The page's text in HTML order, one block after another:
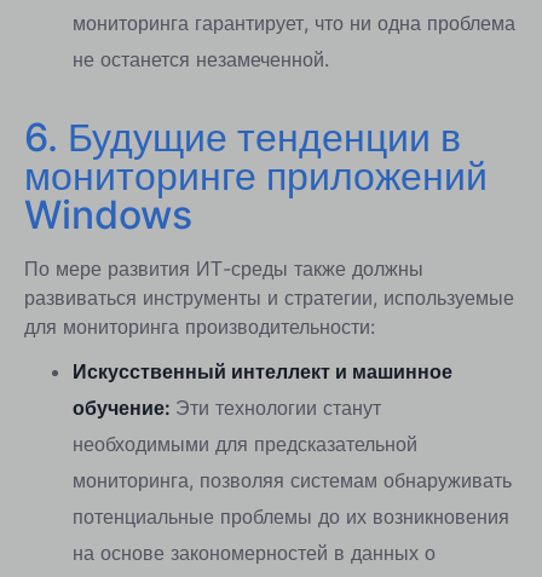
мониторинга гарантирует, что ни одна проблема
не останется незамеченной.
6. Будущие тенденции в
мониторинге приложений
Windows
По мере развития ИТ-среды также должны
развиваться инструменты и стратегии, используемые
для мониторинга производительности:
Искусственный интеллект и машинное
обучение: Эти технологии станут
необходимыми для предсказательной
мониторинга, позволяя системам обнаруживать
потенциальные проблемы до их возникновения
на основе закономерностей в данных о